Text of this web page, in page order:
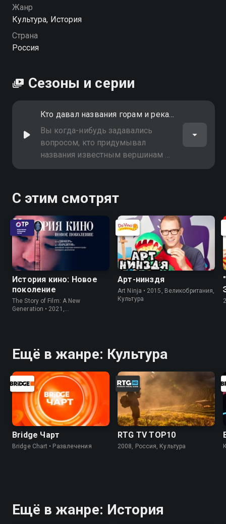
Жанр
Культура, История
Страна
Россия
Сезоны и серии
Кто давал названия горам и рекам?
Вы когда-нибудь задавались
вопросом, кто придумывал
названия известным вершинам и
рекам? Почему некоторые горы
С этим смотрят
История кино: Новое
поколение
The Story of Film: A New
Generation • 2021,
Арт-нинздя
Art Ninja • 2015, Великобритания,
Культура
Ещё в жанре: Культура
Bridge Чарт
Bridge Chart • Развлечения
RTG TV TOP10
2008, Россия, Культура
Ещё в жанре: История